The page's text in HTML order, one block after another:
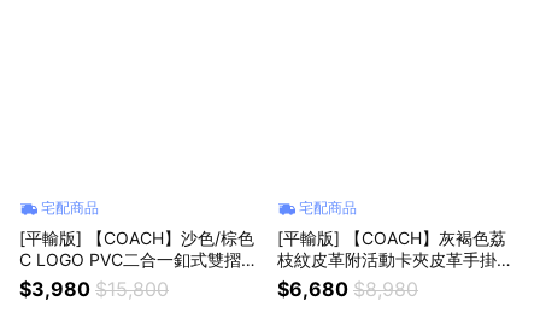
宅配商品
[平輸版] 【COACH】沙色/棕色
C LOGO PVC二合一釦式雙摺中
夾 真品平輸
$3,980 $15,800
宅配商品
[平輸版] 【COACH】灰褐色荔
枝紋皮革附活動卡夾皮革手掛帶
拉鍊長夾 真品平輸
$6,680 $8,980